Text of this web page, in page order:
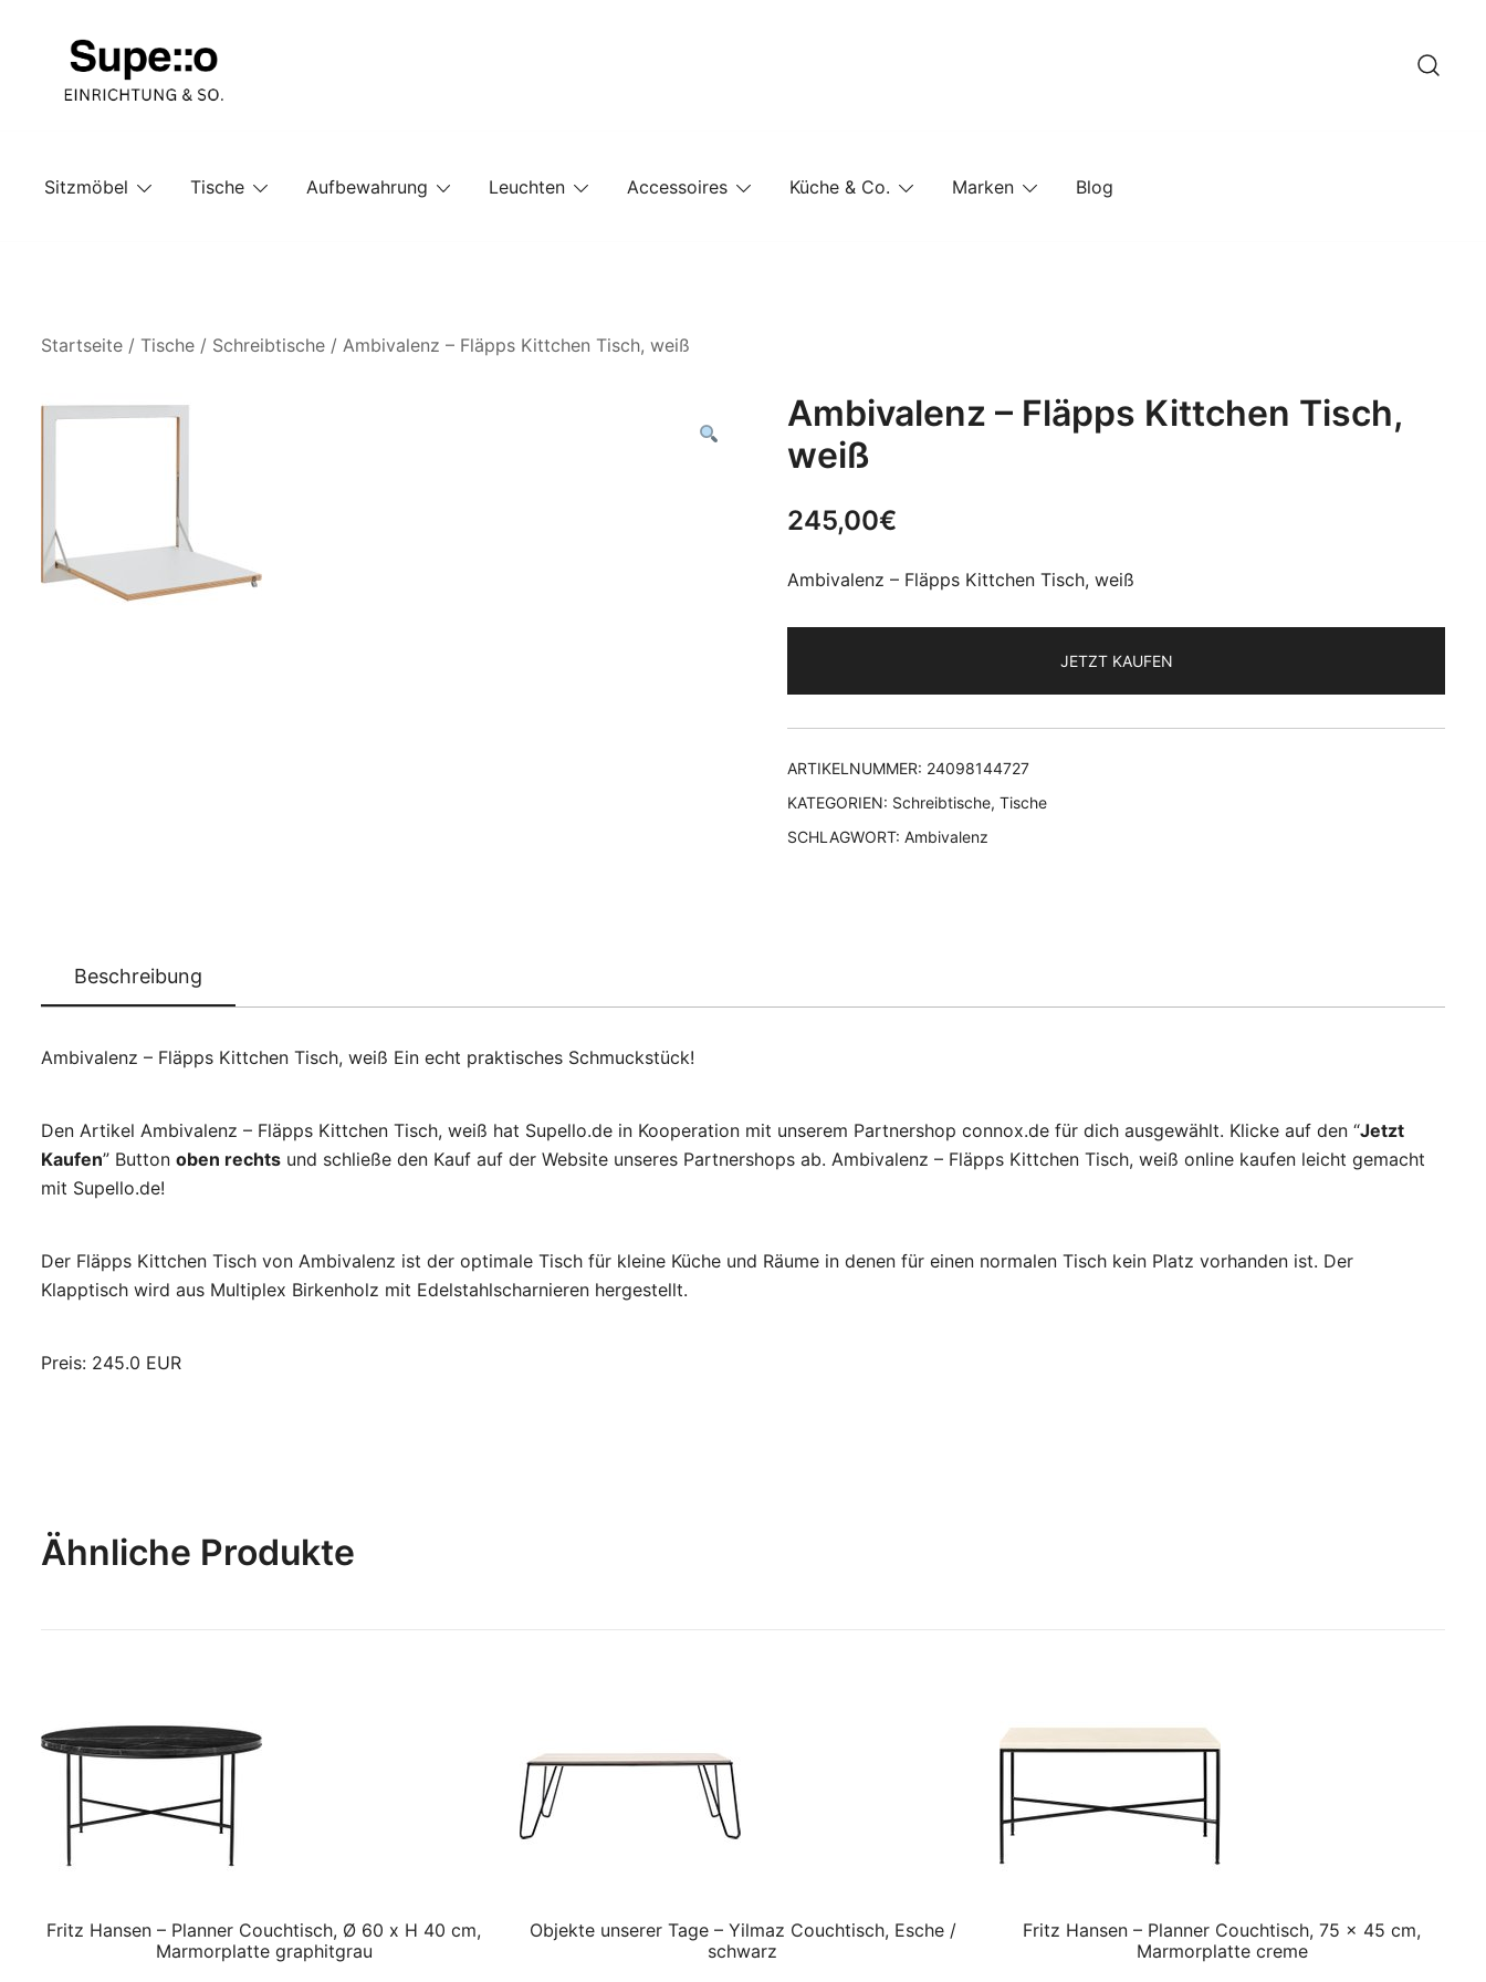
Sitzmöbel
Tische Aufbewahrung Leuchten Accessoires Küche & Co. Marken Blog
Startseite / Tische / Schreibtische / Ambivalenz – Fläpps Kittchen Tisch, weiß
Ambivalenz – Fläpps Kittchen Tisch,
weiß
245,00€
Ambivalenz – Fläpps Kittchen Tisch, weiß
JETZT KAUFEN
ARTIKELNUMMER: 24098144727
KATEGORIEN: Schreibtische, Tische
SCHLAGWORT: Ambivalenz
Beschreibung
Ambivalenz – Fläpps Kittchen Tisch, weiß Ein echt praktisches Schmuckstück!
Den Artikel Ambivalenz – Fläpps Kittchen Tisch, weiß hat Supello.de in Kooperation mit unserem Partnershop connox.de für dich ausgewählt. Klicke auf den “Jetzt
Kaufen” Button oben rechts und schließe den Kauf auf der Website unseres Partnershops ab. Ambivalenz – Fläpps Kittchen Tisch, weiß online kaufen leicht gemacht
mit Supello.de!
Der Fläpps Kittchen Tisch von Ambivalenz ist der optimale Tisch für kleine Küche und Räume in denen für einen normalen Tisch kein Platz vorhanden ist. Der
Klapptisch wird aus Multiplex Birkenholz mit Edelstahlscharnieren hergestellt.
Preis: 245.0 EUR
Ähnliche Produkte
Fritz Hansen – Planner Couchtisch, Ø 60 x H 40 cm,
Marmorplatte graphitgrau
Objekte unserer Tage – Yilmaz Couchtisch, Esche /
schwarz
Fritz Hansen – Planner Couchtisch, 75 x 45 cm,
Marmorplatte creme